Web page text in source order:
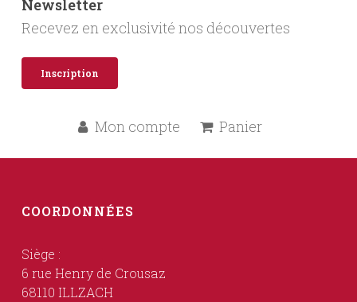
Newsletter
Recevez en exclusivité nos découvertes
Inscription
Mon compte Panier
COORDONNÉES
Siège :
6 rue Henry de Crousaz
68110 ILLZACH